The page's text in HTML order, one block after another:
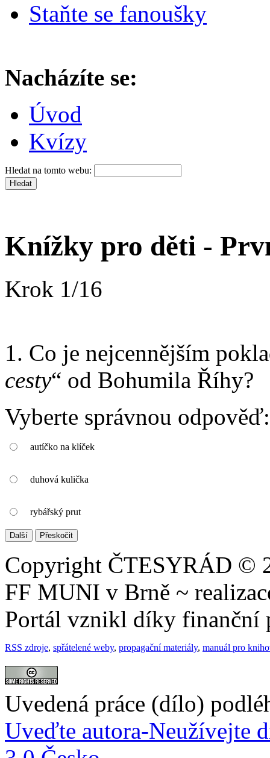
Staňte se fanoušky
Nacházíte se:
Úvod
Kvízy
Hledat na tomto webu:
Knížky pro děti -
Krok 1/16
1. Co je nejcennějším
cesty“ od Bohumila Říhy?
Vyberte správnou odpověď:
autíčko na klíček
duhová kulička
rybářský prut
Copyright ČTESYRÁD ©
FF MUNI v Brně ~
Portál vznikl díky finanční
RSS zdroje, spřátelené weby, propagační materiály, manuál pro
Uvedená práce (dílo)
Uveďte autora-Neužívejte